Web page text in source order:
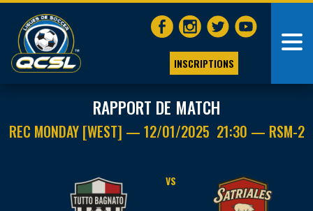
INSCRIPTIONS
RAPPORT DE MATCH
REC MONDAY [WEST] — 12/01/2025 21:30 — RSM-2
VS